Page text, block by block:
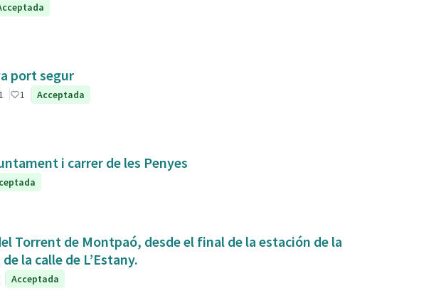
port segur
1 Acceptada
i carrer de les Penyes
Torrent de Montpaó, desde el final de la estación de la
la calle de L’Estany.
Acceptada